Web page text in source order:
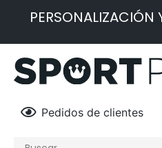
PERSONALIZACIÓN
Pedidos de clientes